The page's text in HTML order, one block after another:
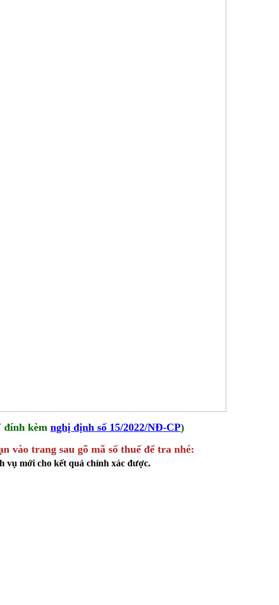
đính kèm nghị định số 15/2022/NĐ-CP)
vào trang sau gõ mã số thuế để tra nhé:
vụ mới cho kết quả chính xác được.